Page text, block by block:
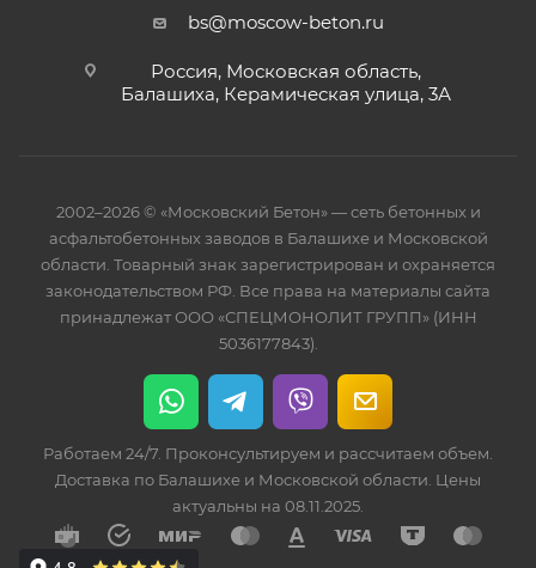
bs@moscow-beton.ru
Россия, Московская область,
Балашиха, Керамическая улица, 3А
2002–2026 © «Московский Бетон» — сеть бетонных и
асфальтобетонных заводов в Балашихе и Московской
области. Товарный знак зарегистрирован и охраняется
законодательством РФ. Все права на материалы сайта
принадлежат ООО «СПЕЦМОНОЛИТ ГРУПП» (ИНН
5036177843).
Работаем 24/7. Проконсультируем и рассчитаем объем.
Доставка по Балашихе и Московской области. Цены
актуальны на 08.11.2025.